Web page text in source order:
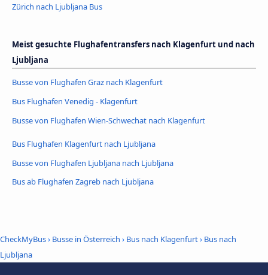
Zürich nach Ljubljana Bus
Meist gesuchte Flughafentransfers nach Klagenfurt und nach
Ljubljana
Busse von Flughafen Graz nach Klagenfurt
Bus Flughafen Venedig - Klagenfurt
Busse von Flughafen Wien-Schwechat nach Klagenfurt
Bus Flughafen Klagenfurt nach Ljubljana
Busse von Flughafen Ljubljana nach Ljubljana
Bus ab Flughafen Zagreb nach Ljubljana
CheckMyBus› Busse in Österreich › Bus nach Klagenfurt› Bus nach
Ljubljana